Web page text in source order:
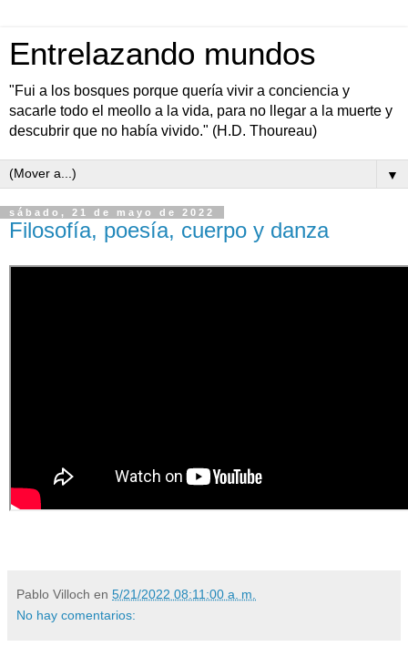
Entrelazando mundos
"Fui a los bosques porque quería vivir a conciencia y
sacarle todo el meollo a la vida, para no llegar a la muerte y
descubrir que no había vivido." (H.D. Thoureau)
▼
sábado, 21 de mayo de 2022
Filosofía, poesía, cuerpo y danza
Pablo Villoch en 5/21/2022 08:11:00 a. m.
No hay comentarios: